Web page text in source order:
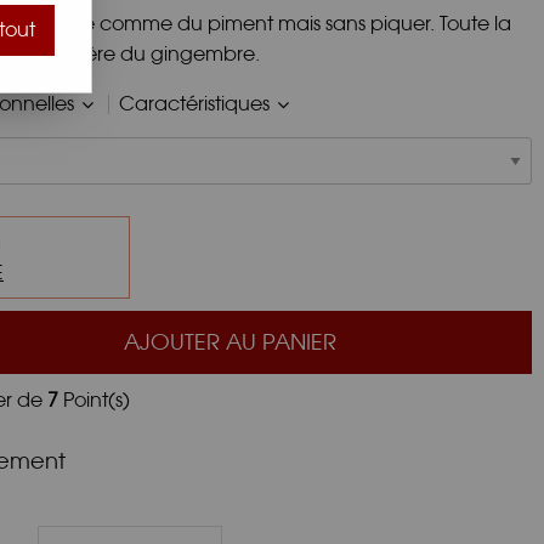
comme du piment mais sans piquer. Toute la
caractère du gingembre.
Caractéristiques
AJOUTER AU PANIER
de 7 Point(s)